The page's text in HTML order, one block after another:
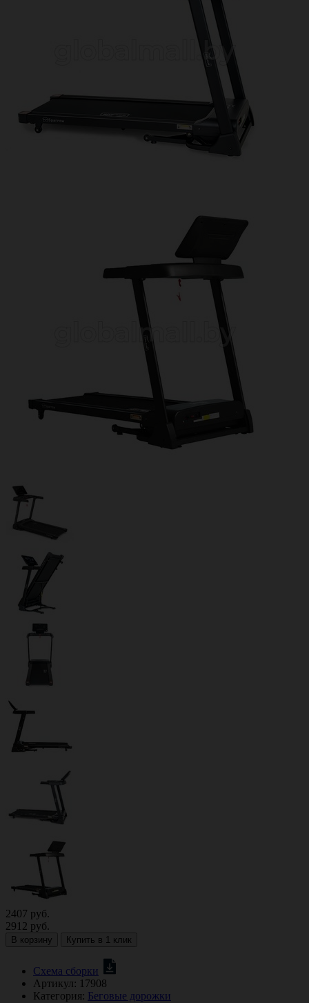
2407 руб.
2912 руб.
В корзину Купить в 1 клик
Схема сборки
Артикул: 17908
Категория: Беговые дорожки